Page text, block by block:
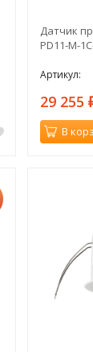
Датчик
PD11-M-
Артикул:
29 255
В